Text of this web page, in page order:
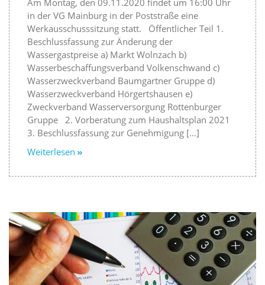
Am Montag, den 09.11.2020 findet um 16:00 Uhr
in der VG Mainburg in der Poststraße eine
Werkausschusssitzung statt. Öffentlicher Teil 1.
Beschlussfassung zur Änderung der
Wassergastpreise a) Markt Wolnzach b)
Wasserbeschaffungsverband Volkenschwand c)
Wasserzweckverband Baumgartner Gruppe d)
Wasserzweckverband Hörgertshausen e)
Zweckverband Wasserversorgung Rottenburger
Gruppe 2. Vorberatung zum Haushaltsplan 2021
3. Beschlussfassung zur Genehmigung […]
Weiterlesen